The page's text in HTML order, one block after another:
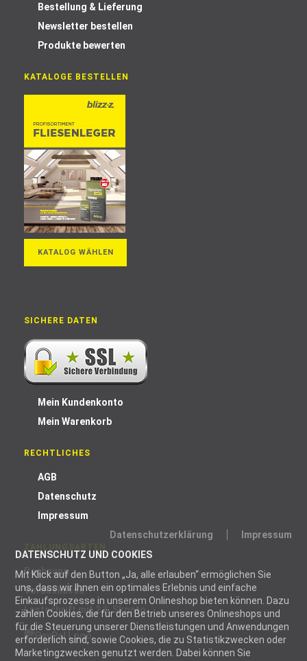
Datenschutzerklärung
Impressum
DATENSCHUTZ UND COOKIES
Mit Klick auf den Button „Ja, alle erlauben“ ermöglichen Sie
uns, dass wir Ihnen ein optimales Erlebnis und einfache
Einkaufsprozesse in unserem Onlineshop bieten können. Dazu
zählen Cookies, die für den Betrieb unseres Onlineshops und
für die Steuerung unserer Dienstleistungen und Anwendungen
erforderlich sind, sowie Cookies, die zu Statistikzwecken oder
Marketingzwecken genutzt werden. Dabei können Sie
Bestellung & Lieferung
Newsletter bestellen
Produkte bewerten
KATALOGE BESTELLEN
KATALOG WÄHLEN
SICHERE DATEN
Mein Kundenkonto
Mein Warenkorb
RECHTLICHES
AGB
Datenschutz
Impressum
Rechnung
Vorauskasse
Lastschrift mit 2 % Skonto